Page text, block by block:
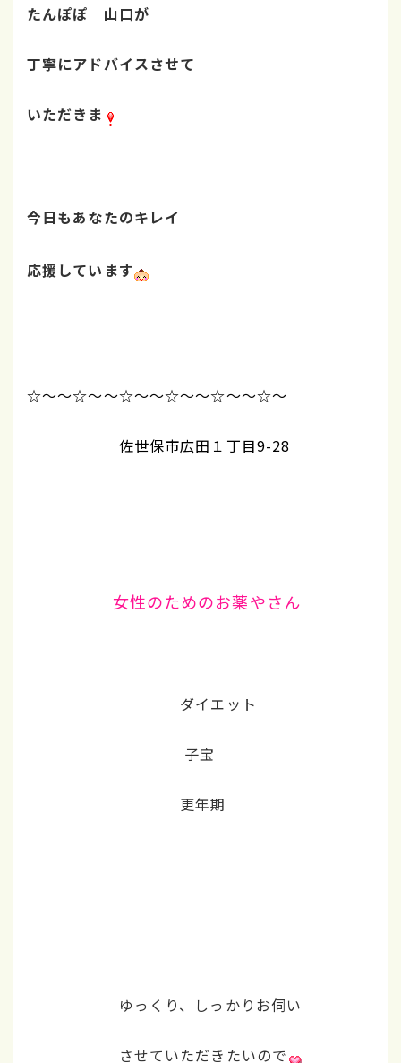
たんぽぽ 山口が
丁寧にアドバイスさせて
いただきま
今日もあなたのキレイ
応援しています
☆～～☆～～☆～～☆～～☆～～☆～
佐世保市広田１丁目9-28
女性のためのお薬やさん
ダイエット
子宝
更年期
ゆっくり、しっかりお伺い
させていただきたいので